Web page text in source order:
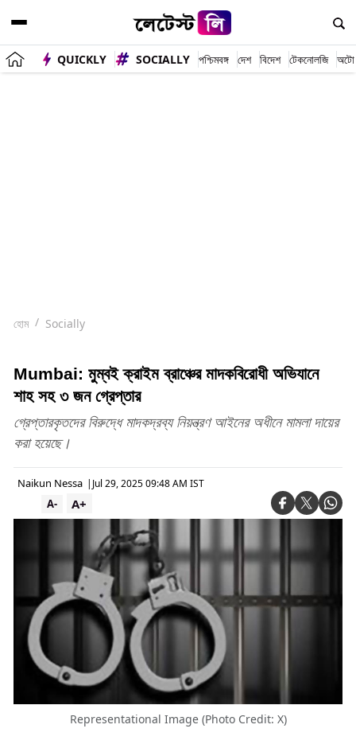
QUICKLY SOCIALLY পশ্চিমবঙ্গ দেশ বিদেশ টেকনোলজি অটো
হোম Socially
Mumbai: মুম্বই ক্রাইম ব্রাঞ্চের মাদকবিরোধী অভিযানে
শাহ সহ ৩ জন গ্রেপ্তার
গ্রেপ্তারকৃতদের বিরুদ্ধে মাদকদ্রব্য নিয়ন্ত্রণ আইনের অধীনে মামলা দায়ের
করা হয়েছে।
Naikun Nessa | Jul 29, 2025 09:48 AM IST
A+
A-
Representational Image (Photo Credit: X)